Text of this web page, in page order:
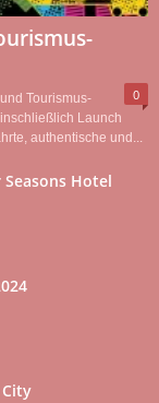
0
Tourismus-
Launch
authentische und...
Hotel